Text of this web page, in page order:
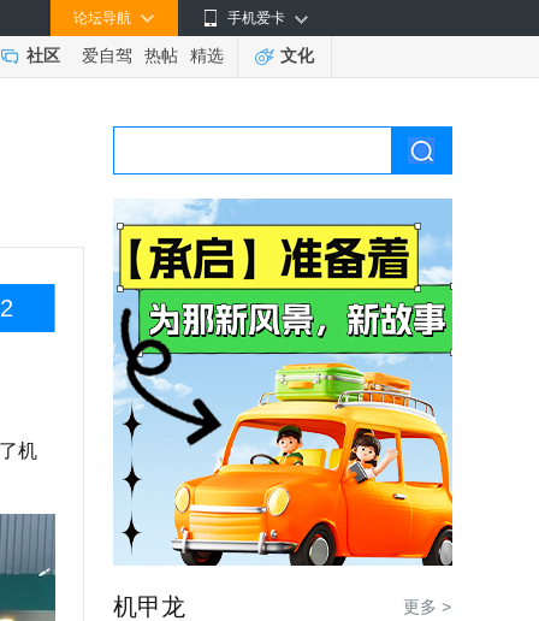
手机爱卡
论坛导航
社区 爱自驾 热帖 精选 文化
2
机
机甲龙 更多 >